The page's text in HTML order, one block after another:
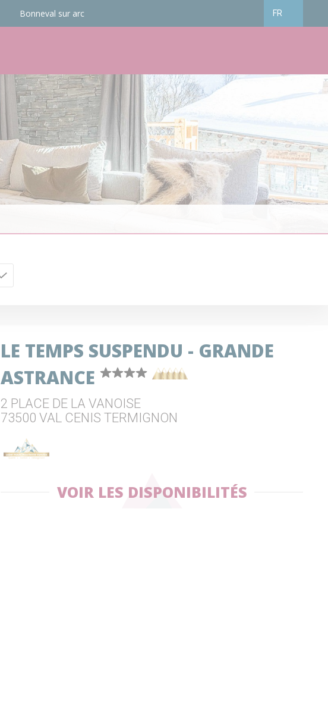
Bonneval sur arc FR
LE TEMPS SUSPENDU - GRANDE
ASTRANCE
2 PLACE DE LA VANOISE
73500 VAL CENIS TERMIGNON
VOIR LES DISPONIBILITÉS